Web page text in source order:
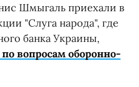
Шмыгаль приехали в
"Слуга народа", где
банка Украины,
вопросам оборонно-